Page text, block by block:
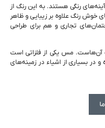
رنگی هستند. به این رنگ از
خوش رنگ علاوه بر زیبایی و ظاهر
تجاری و هم برای طراحی
آن‌هاست. مس یکی از فلزاتی است
و در بسیاری از اشیاء در زمینه‌های